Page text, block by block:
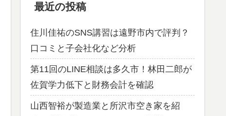
最近の投稿
住川佳祐のSNS講習は遠野市内で評判？
口コミと子会社化など分析
第11回のLINE相談は多久市！林田二郎が
佐賀学力低下と財務会計を確認
山西智裕が製造業と所沢市空き家を紹